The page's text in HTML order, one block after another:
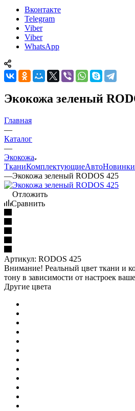
Вконтакте
Telegram
Viber
Viber
WhatsApp
Экокожа зеленый
Главная
—
Каталог
—
Экокожа
ТканиКомплектующиеАвтоНовинки
—Экокожа зеленый RODOS 425
Отложить
Сравнить
Артикул: RODOS 425
Внимание! Реальный цвет ткани и
тону в зависимости от настроек
Другие цвета